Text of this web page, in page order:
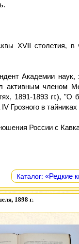
XVII столетия, в
Академии наук,
активным членом
1891-1893 гг.), "О
Грозного в
России с
Каталог: «Редкие
1898 г.